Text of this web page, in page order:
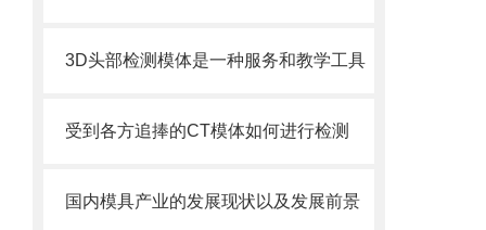
3D头部检测模体是一种服务和教学工具
受到各方追捧的CT模体如何进行检测
国内模具产业的发展现状以及发展前景